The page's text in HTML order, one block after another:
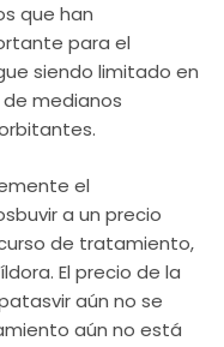
que han
para el
siendo limitado en
medianos
el
a un precio
de tratamiento,
El precio de la
aún no se
aún no está